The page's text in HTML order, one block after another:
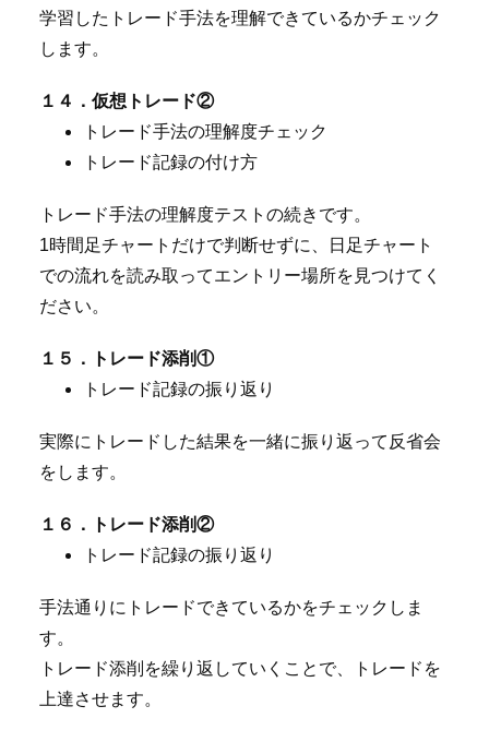
学習したトレード手法を理解できているかチェック
します。
１４．仮想トレード②
トレード手法の理解度チェック
トレード記録の付け方
トレード手法の理解度テストの続きです。
1時間足チャートだけで判断せずに、日足チャート
での流れを読み取ってエントリー場所を見つけてく
ださい。
１５．トレード添削①
トレード記録の振り返り
実際にトレードした結果を一緒に振り返って反省会
をします。
１６．トレード添削②
トレード記録の振り返り
手法通りにトレードできているかをチェックしま
す。
トレード添削を繰り返していくことで、トレードを
上達させます。